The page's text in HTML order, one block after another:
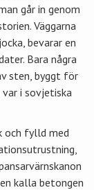
går in genom
Väggarna
bevarar en
Bara några
sten, byggt för
i sovjetiska
och fylld med
kalla betongen